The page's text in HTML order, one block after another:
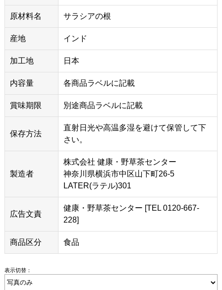
原材料名 サラシアの根
産地 インド
加工地 日本
内容量 各商品ラベルに記載
賞味期限 別途商品ラベルに記載
保存方法
直射日光や高温多湿を避けて保管して下
さい。
製造者
株式会社 健康・野草茶センター
神奈川県横浜市中区山下町26-5
LATER(ラテル)301
広告文責
健康・野草茶センター [TEL 0120-667-
228]
商品区分 食品
表示切替：